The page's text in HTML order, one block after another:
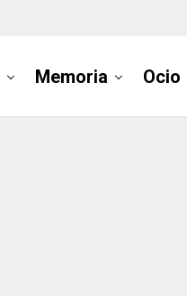
Memoria Ocio